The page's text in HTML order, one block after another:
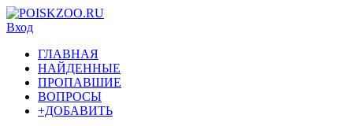
Вход
ГЛАВНАЯ
НАЙДЕННЫЕ
ПРОПАВШИЕ
ВОПРОСЫ
+ДОБАВИТЬ